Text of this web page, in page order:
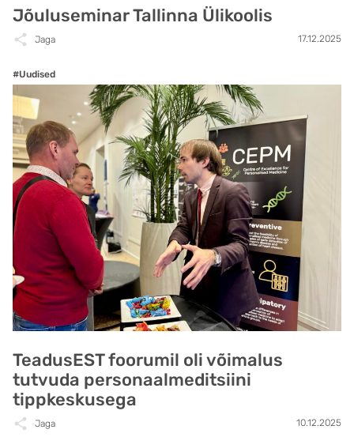
Jõuluseminar Tallinna Ülikoolis
Jaga 17.12.2025
#Uudised
TeadusEST foorumil oli võimalus
tutvuda personaalmeditsiini
tippkeskusega
Jaga 10.12.2025